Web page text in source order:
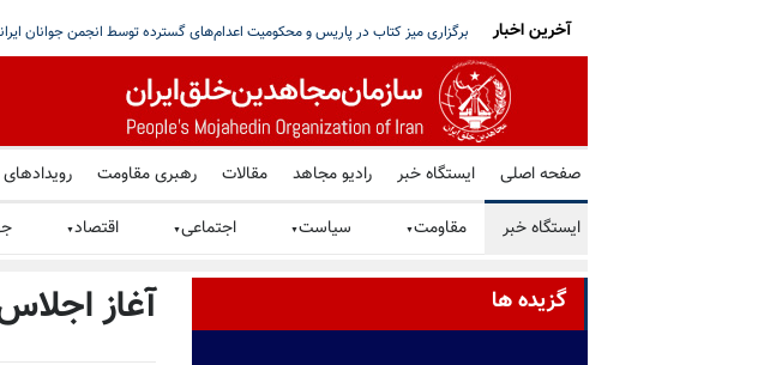
شورای ملی مقاومت ایران - مسئول شورا - تبریک ۳۰ تیر در صد و بیستمین خواستار توقف فوری همه اعدامها در ایران شد
آخرین اخبار
صفحه اصلی ایستگاه خبر رادیو مجاهد مقالات رهبری مقاومت
ایستگاه خبر مقاومت▼ سیاست▼ اجتماعی▼ اقتصاد▼
آغاز گزیده ها